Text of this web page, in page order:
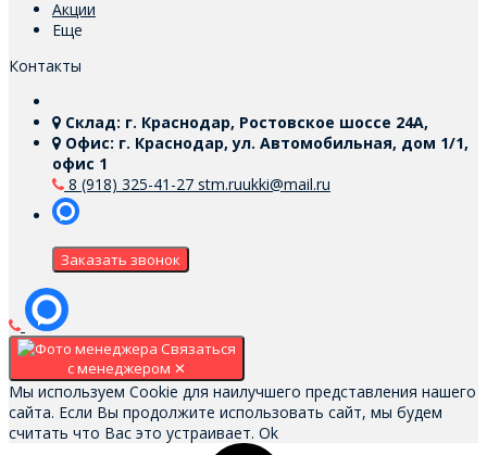
Акции
Еще
Контакты
Склад: г. Краснодар, Ростовское шоссе 24А,
Офис: г. Краснодар, ул. Автомобильная, дом 1/1,
офис 1
8 (918) 325-41-27 stm.ruukki@mail.ru
Заказать звонок
Связаться
с менеджером ✕
Мы используем Cookie для наилучшего представления нашего
сайта. Если Вы продолжите использовать сайт, мы будем
считать что Вас это устраивает. Ok